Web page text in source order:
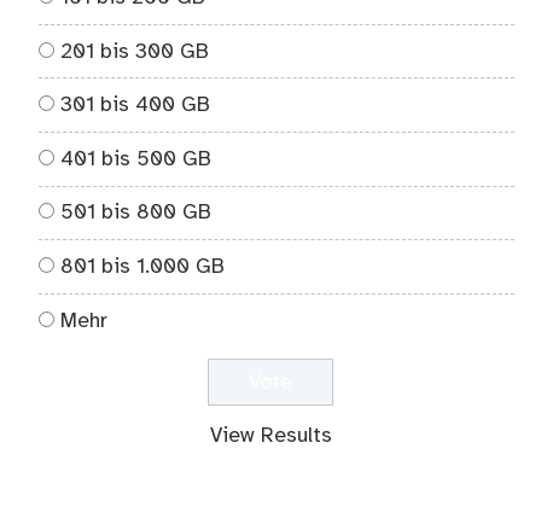
201 bis 300 GB
301 bis 400 GB
401 bis 500 GB
501 bis 800 GB
801 bis 1.000 GB
Mehr
View Results